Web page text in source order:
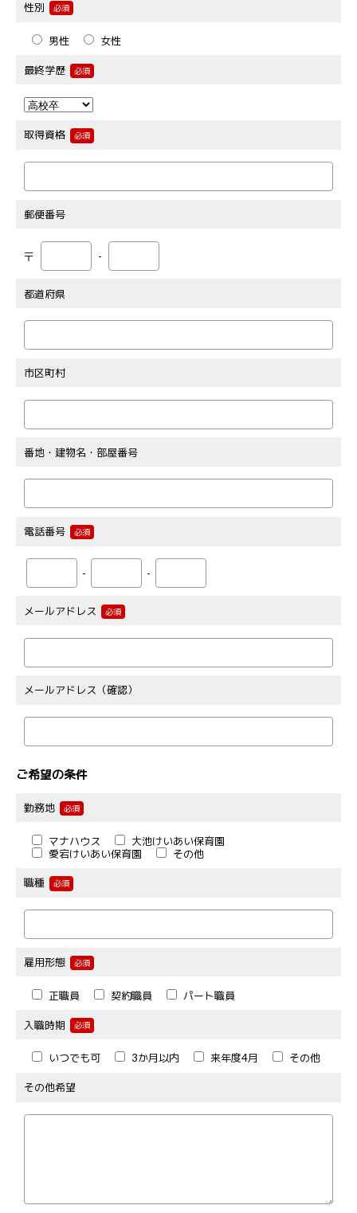
性別 必須
男性 女性
最終学歴 必須
取得資格 必須
郵便番号
〒 -
都道府県
市区町村
番地・建物名・部屋番号
電話番号 必須
- -
メールアドレス 必須
メールアドレス（確認）
ご希望の条件
勤務地 必須
マナハウス
大池けいあい保育園
愛宕けいあい保育園
その他
職種 必須
雇用形態 必須
正職員 契約職員 パート職員
入職時期 必須
いつでも可 3か月以内 来年度4月 その他
その他希望